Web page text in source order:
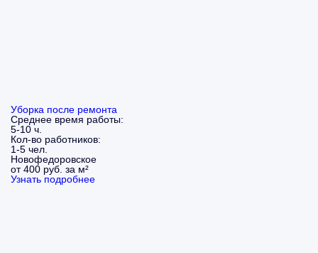
Уборка после ремонта
Среднее время работы:
5-10 ч.
Кол-во работников:
1-5 чел.
Новофедоровское
от 400 руб. за м²
Узнать подробнее